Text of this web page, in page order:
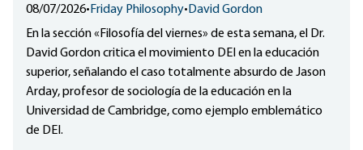
08/07/2026• Friday Philosophy• David Gordon
En la sección «Filosofía del viernes» de esta semana, el Dr.
David Gordon critica el movimiento DEI en la educación
superior, señalando el caso totalmente absurdo de Jason
Arday, profesor de sociología de la educación en la
Universidad de Cambridge, como ejemplo emblemático
de DEI.